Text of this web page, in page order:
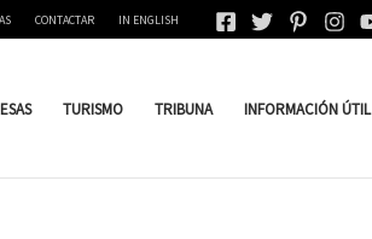
CONTACTAR IN ENGLISH
TURISMO TRIBUNA INFORMACIÓN ÚTIL